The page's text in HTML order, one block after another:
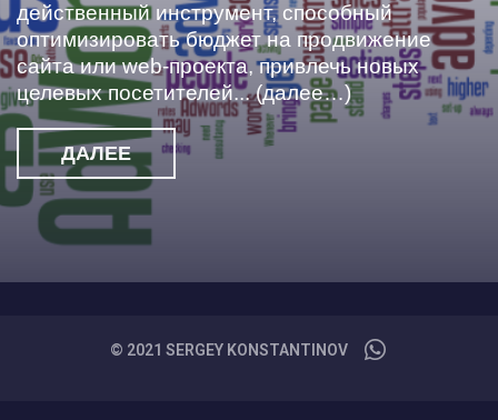
действенный инструмент, способный
оптимизировать бюджет на продвижение
сайта или web-проекта, привлечь новых
целевых посетителей... (далее…)
ДАЛЕЕ
© 2021 SERGEY KONSTANTINOV